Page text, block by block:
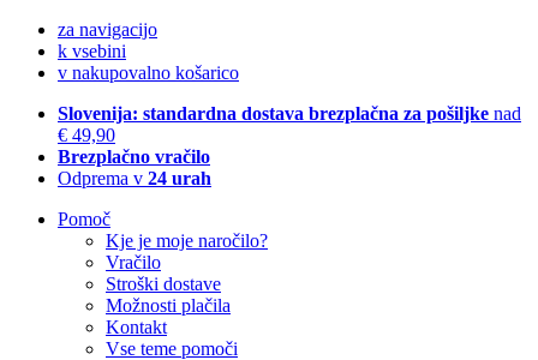
za navigacijo
k vsebini
v nakupovalno košarico
Slovenija: standardna dostava brezplačna za pošiljke nad
€ 49,90
Brezplačno vračilo
Odprema v 24 urah
Pomoč
Kje je moje naročilo?
Vračilo
Stroški dostave
Možnosti plačila
Kontakt
Vse teme pomoči